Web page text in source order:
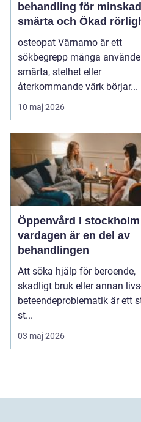
behandling för minskad
smärta och Ökad
osteopat Värnamo är ett
sökbegrepp många
smärta, stelhet eller
återkommande värk börjar...
10 maj 2026
Öppenvård I stockholm
vardagen är en del av
behandlingen
Att söka hjälp för beroende,
skadligt bruk eller annan
beteendeproblematik är ett
st...
03 maj 2026